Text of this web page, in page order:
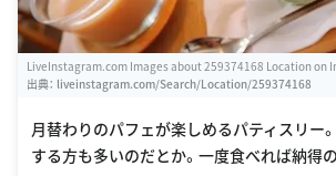
LiveInstagram.com Images about 259374168 Location on
出典： liveinstagram.com/Search/Location/259374168
月替わりのパフェが楽しめるパティスリー
する方も多いのだとか。一度食べれば納得